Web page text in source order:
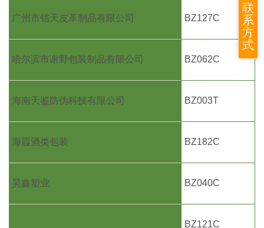
广州市铭天皮革制品有限公司 BZ127C
哈尔滨市谢野包装制品有限公司 BZ062C
海南天鉴防伪科技有限公司 BZ003T
海霞酒类包装 BZ182C
昊鑫塑业 BZ040C
BZ121C
联
系
方
式